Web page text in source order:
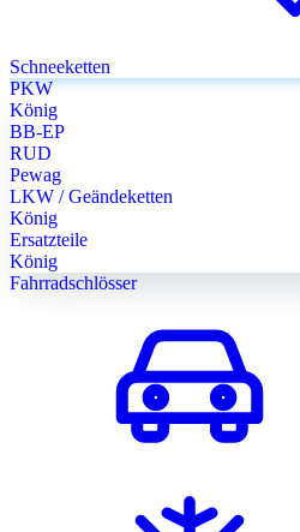
Schneeketten
PKW
König
BB-EP
RUD
Pewag
LKW / Geändeketten
König
Ersatzteile
König
Fahrradschlösser